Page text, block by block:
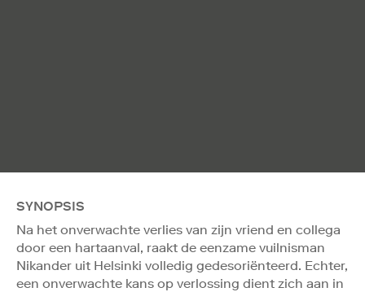
SYNOPSIS
Na het onverwachte verlies van zijn vriend en collega
door een hartaanval, raakt de eenzame vuilnisman
Nikander uit Helsinki volledig gedesoriënteerd. Echter,
een onverwachte kans op verlossing dient zich aan in